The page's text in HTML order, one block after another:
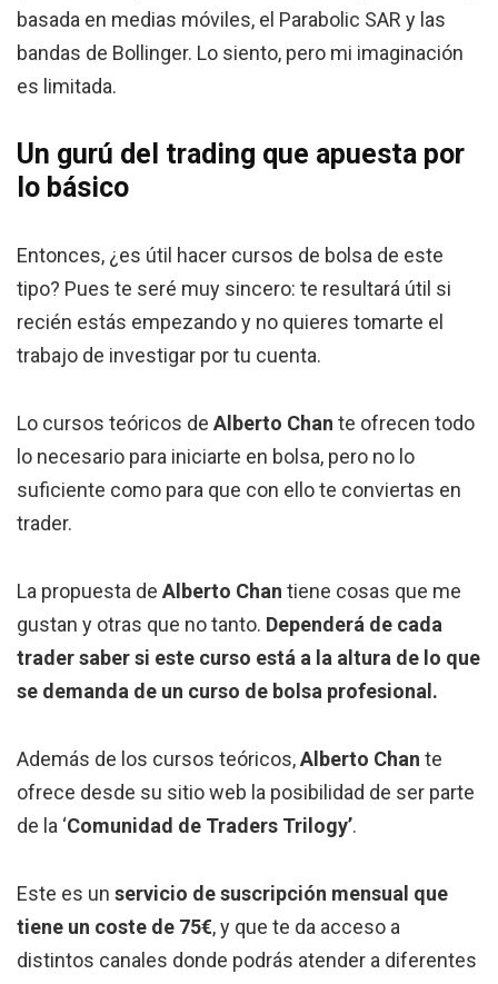
basada en medias móviles, el Parabolic SAR y las
bandas de Bollinger. Lo siento, pero mi imaginación
es limitada.
Un gurú del trading que apuesta por
lo básico
Entonces, ¿es útil hacer cursos de bolsa de este
tipo? Pues te seré muy sincero: te resultará útil si
recién estás empezando y no quieres tomarte el
trabajo de investigar por tu cuenta.
Lo cursos teóricos de Alberto Chan te ofrecen todo
lo necesario para iniciarte en bolsa, pero no lo
suficiente como para que con ello te conviertas en
trader.
La propuesta de Alberto Chan tiene cosas que me
gustan y otras que no tanto. Dependerá de cada
trader saber si este curso está a la altura de lo que
se demanda de un curso de bolsa profesional.
Además de los cursos teóricos,Alberto Chan te
ofrece desde su sitio web la posibilidad de ser parte
de la ‘Comunidad de Traders Trilogy’.
Este es un servicio de suscripción mensual que
tiene un coste de 75€, y que te da acceso a
distintos canales donde podrás atender a diferentes